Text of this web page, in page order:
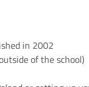
in 2002
of the school)